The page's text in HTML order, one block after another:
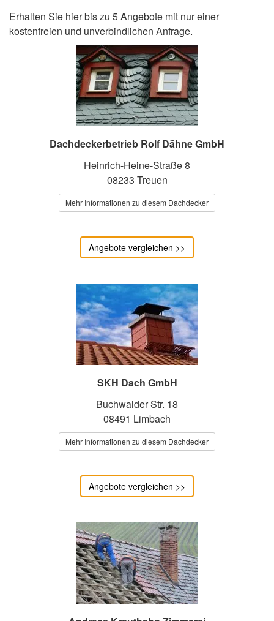
Erhalten Sie hier bis zu 5 Angebote mit nur einer
kostenfreien und unverbindlichen Anfrage.
Dachdeckerbetrieb Rolf Dähne GmbH
Heinrich-Heine-Straße 8
08233 Treuen
Mehr Informationen zu diesem Dachdecker
Angebote vergleichen >>
SKH Dach GmbH
Buchwalder Str. 18
08491 Limbach
Mehr Informationen zu diesem Dachdecker
Angebote vergleichen >>